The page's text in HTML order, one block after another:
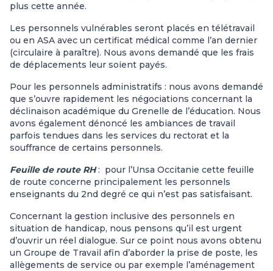
plus cette année.
Les personnels vulnérables seront placés en télétravail
ou en ASA avec un certificat médical comme l’an dernier
(circulaire à paraître). Nous avons demandé que les frais
de déplacements leur soient payés.
Pour les personnels administratifs : nous avons demandé
que s’ouvre rapidement les négociations concernant la
déclinaison académique du Grenelle de l’éducation. Nous
avons également dénoncé les ambiances de travail
parfois tendues dans les services du rectorat et la
souffrance de certains personnels.
Feuille de route RH: pour l’Unsa Occitanie cette feuille
de route concerne principalement les personnels
enseignants du 2nd degré ce qui n’est pas satisfaisant.
Concernant la gestion inclusive des personnels en
situation de handicap, nous pensons qu’il est urgent
d’ouvrir un réel dialogue. Sur ce point nous avons obtenu
un Groupe de Travail afin d’aborder la prise de poste, les
allègements de service ou par exemple l’aménagement